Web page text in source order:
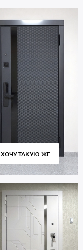
ХОЧУ ТАКУЮ ЖЕ